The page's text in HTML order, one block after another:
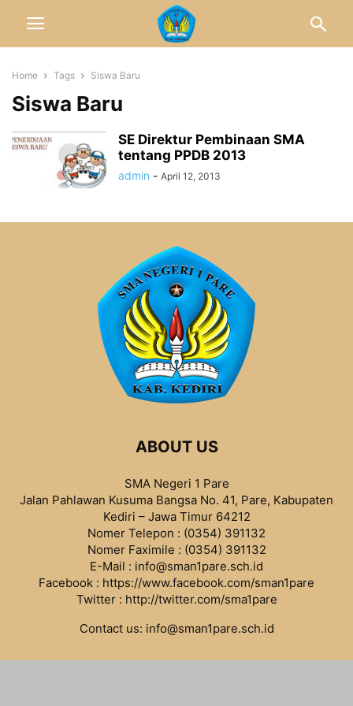
Home Tags Siswa Baru
Siswa Baru
SE Direktur Pembinaan SMA
tentang PPDB 2013
admin - April 12, 2013
ABOUT US
SMA Negeri 1 Pare
Jalan Pahlawan Kusuma Bangsa No. 41, Pare, Kabupaten
Kediri – Jawa Timur 64212
Nomer Telepon : (0354) 391132
Nomer Faximile : (0354) 391132
E-Mail : info@sman1pare.sch.id
Facebook : https://www.facebook.com/sman1pare
Twitter : http://twitter.com/sma1pare
Contact us: info@sman1pare.sch.id